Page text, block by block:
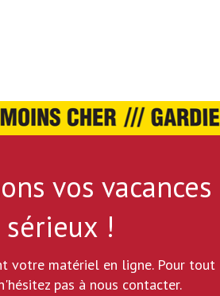
vos vacances
sérieux !
votre matériel en ligne. Pour tout
pas à nous contacter.